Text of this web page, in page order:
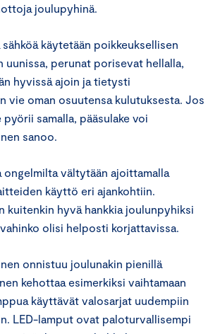
joulupyhinä.
sähköä käytetään poikkeuksellisen
uunissa, perunat porisevat hellalla,
hyvissä ajoin ja tietysti
vie oman osuutensa kulutuksesta. Jos
samalla, pääsulake voi
sanoo.
ongelmilta vältytään ajoittamalla
käyttö eri ajankohtiin.
kuitenkin hyvä hankkia joulunpyhiksi
olisi helposti korjattavissa.
onnistuu joulunakin pienillä
kehottaa esimerkiksi vaihtamaan
käyttävät valosarjat uudempiin
LED-lamput ovat paloturvallisempi